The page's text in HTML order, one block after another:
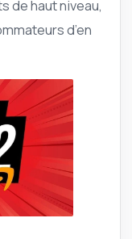
de haut niveau,
d’en